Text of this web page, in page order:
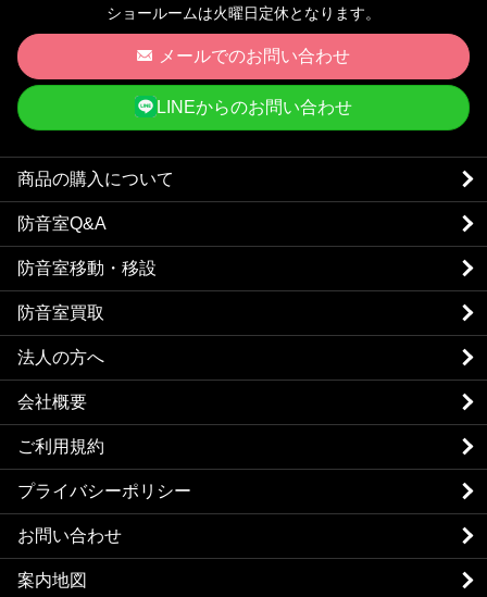
ショールームは火曜日定休となります。
メールでのお問い合わせ
LINEからのお問い合わせ
商品の購入について
防音室Q&A
防音室移動・移設
防音室買取
法人の方へ
会社概要
ご利用規約
プライバシーポリシー
お問い合わせ
案内地図